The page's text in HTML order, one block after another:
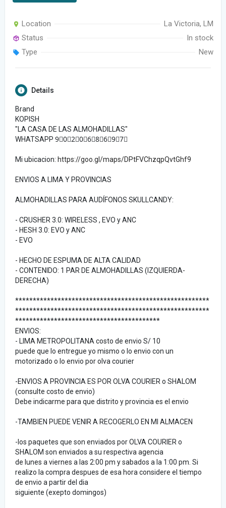
Location
La Victoria, LM
Status
In stock
Type
New
Details
Brand
KOPISH
"LA CASA DE LAS ALMOHADILLAS"
WHATSAPP 9⃣0⃣2⃣0⃣6⃣8⃣6⃣9⃣7⃣
Mi ubicacion: https://goo.gl/maps/DPtFVChzqpQvtGhf9
ENVIOS A LIMA Y PROVINCIAS
ALMOHADILLAS PARA AUDÍFONOS SKULLCANDY:
- CRUSHER 3.0: WIRELESS , EVO y ANC
- HESH 3.0: EVO y ANC
- EVO
- HECHO DE ESPUMA DE ALTA CALIDAD
- CONTENIDO: 1 PAR DE ALMOHADILLAS (IZQUIERDA-
DERECHA)
*******************************************************
*******************************************************
*****************************************
ENVIOS:
- LIMA METROPOLITANA costo de envio S/ 10
puede que lo entregue yo mismo o lo envio con un
motorizado o lo envio por olva courier
-ENVIOS A PROVINCIA ES POR OLVA COURIER o SHALOM
(consulte costo de envio)
Debe indicarme para que distrito y provincia es el envio
-TAMBIEN PUEDE VENIR A RECOGERLO EN MI ALMACEN
-los paquetes que son enviados por OLVA COURIER o
SHALOM son enviados a su respectiva agencia
de lunes a viernes a las 2:00 pm y sabados a la 1:00 pm. Si
realizo la compra despues de esa hora considere el tiempo
de envio a partir del dia
siguiente (exepto domingos)